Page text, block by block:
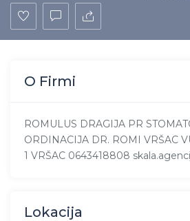
O Firmi
ROMULUS DRAGIJA PR
ORDINACIJA DR. ROMI VRŠAC
1 VRŠAC 0643418808
Lokacija